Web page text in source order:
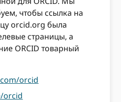
чтобы ссылка на
orcid.org была
страницы, а
ORCID товарный
orcid
orcid